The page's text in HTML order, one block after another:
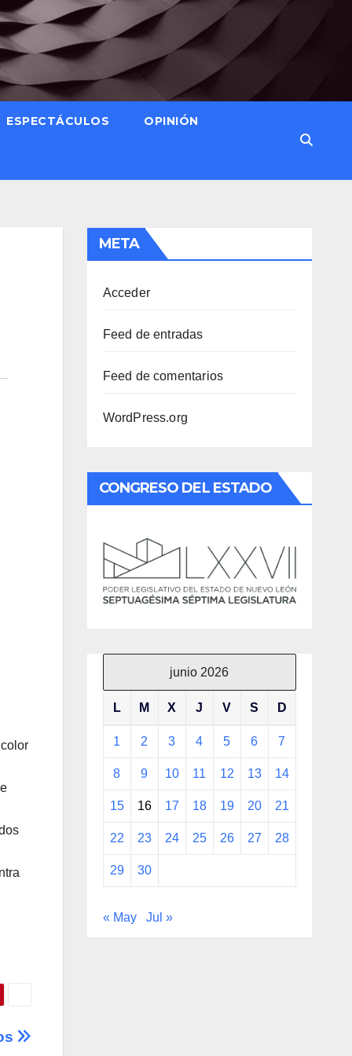
ESPECTÁCULOS OPINIÓN
META
Acceder
Feed de entradas
Feed de comentarios
WordPress.org
CONGRESO DEL ESTADO
junio 2026
L M X J V S D
1 2 3 4 5 6 7
8 9 10 11 12 13 14
15 16 17 18 19 20 21
22 23 24 25 26 27 28
29 30
« May Jul »